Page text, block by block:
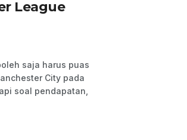
League
saja harus puas
City pada
soal pendapatan,